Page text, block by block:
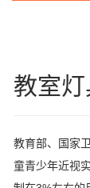
教室
教育部、国家
童青少年近视